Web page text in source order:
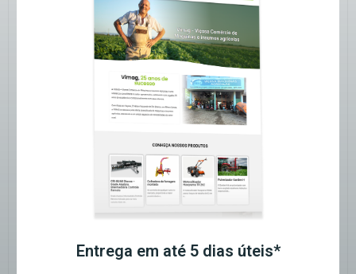
Entrega em até 5 dias úteis*